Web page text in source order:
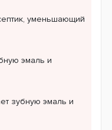
уменьшающий
эмаль и
зубную эмаль и